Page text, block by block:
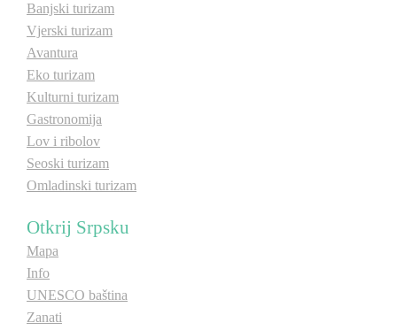
Banjski turizam
Vjerski turizam
Avantura
Eko turizam
Kulturni turizam
Gastronomija
Lov i ribolov
Seoski turizam
Omladinski turizam
Otkrij Srpsku
Mapa
Info
UNESCO baština
Zanati